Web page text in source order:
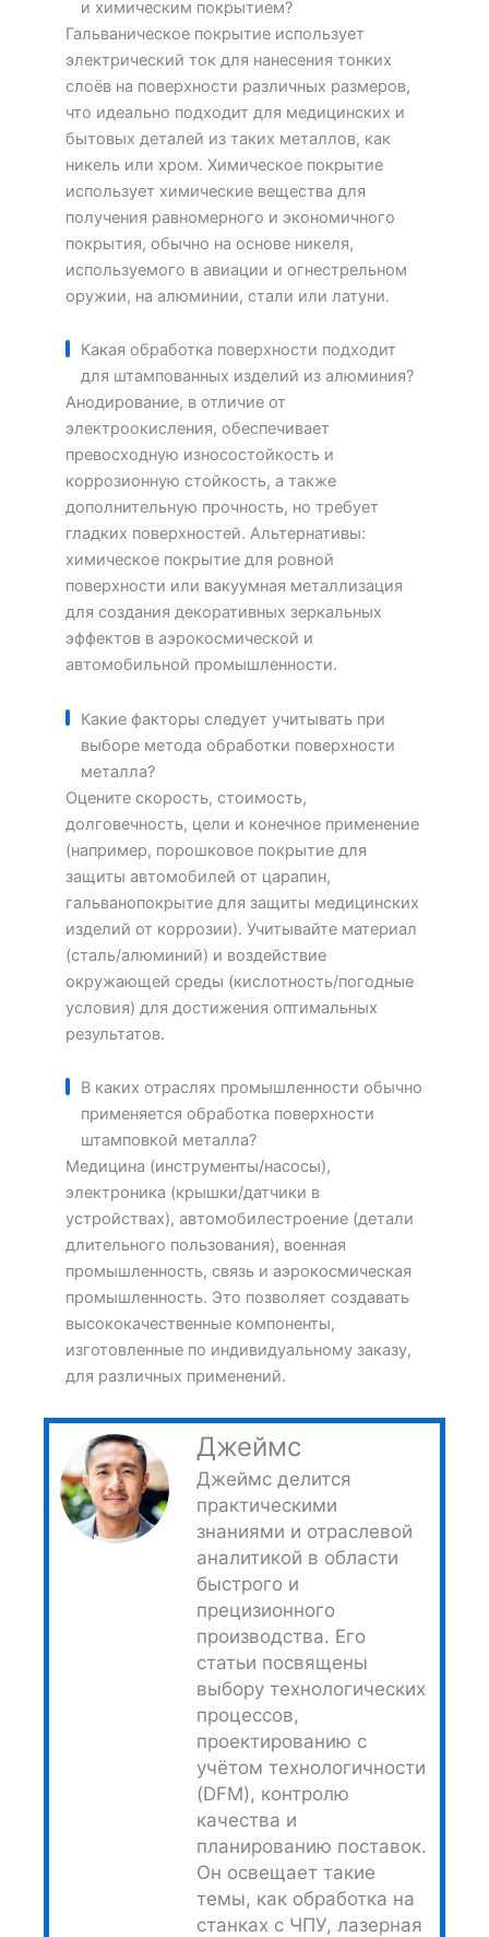
и химическим покрытием?
Гальваническое покрытие использует
электрический ток для нанесения тонких
слоёв на поверхности различных размеров,
что идеально подходит для медицинских и
бытовых деталей из таких металлов, как
никель или хром. Химическое покрытие
использует химические вещества для
получения равномерного и экономичного
покрытия, обычно на основе никеля,
используемого в авиации и огнестрельном
оружии, на алюминии, стали или латуни.
Какая обработка поверхности подходит
для штампованных изделий из алюминия?
Анодирование, в отличие от
электроокисления, обеспечивает
превосходную износостойкость и
коррозионную стойкость, а также
дополнительную прочность, но требует
гладких поверхностей. Альтернативы:
химическое покрытие для ровной
поверхности или вакуумная металлизация
для создания декоративных зеркальных
эффектов в аэрокосмической и
автомобильной промышленности.
Какие факторы следует учитывать при
выборе метода обработки поверхности
металла?
Оцените скорость, стоимость,
долговечность, цели и конечное применение
(например, порошковое покрытие для
защиты автомобилей от царапин,
гальванопокрытие для защиты медицинских
изделий от коррозии). Учитывайте материал
(сталь/алюминий) и воздействие
окружающей среды (кислотность/погодные
условия) для достижения оптимальных
результатов.
В каких отраслях промышленности обычно
применяется обработка поверхности
штамповкой металла?
Медицина (инструменты/насосы),
электроника (крышки/датчики в
устройствах), автомобилестроение (детали
длительного пользования), военная
промышленность, связь и аэрокосмическая
промышленность. Это позволяет создавать
высококачественные компоненты,
изготовленные по индивидуальному заказу,
для различных применений.
Джеймс
Джеймс делится
практическими
знаниями и отраслевой
аналитикой в области
быстрого и
прецизионного
производства. Его
статьи посвящены
выбору технологических
процессов,
проектированию с
учётом технологичности
(DFM), контролю
качества и
планированию поставок.
Он освещает такие
темы, как обработка на
станках с ЧПУ, лазерная